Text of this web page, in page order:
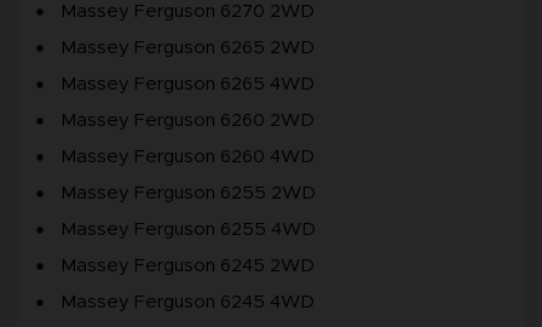
Massey Ferguson 6270 2WD
Massey Ferguson 6265 2WD
Massey Ferguson 6265 4WD
Massey Ferguson 6260 2WD
Massey Ferguson 6260 4WD
Massey Ferguson 6255 2WD
Massey Ferguson 6255 4WD
Massey Ferguson 6245 2WD
Massey Ferguson 6245 4WD